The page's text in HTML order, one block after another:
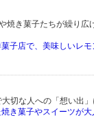
焼き菓子たちが繰り広
子店で、美味しいレ
切な人への「想い出
き菓子やスイーツが